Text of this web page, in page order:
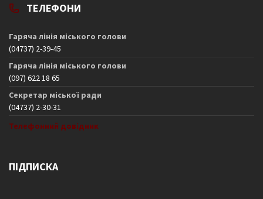
ТЕЛЕФОНИ
Гаряча лінія міського голови
(04737) 2-39-45
Гаряча лінія міського голови
(097) 622 18 65
Секретар міської ради
(04737) 2-30-31
Телефонний довідник
ПІДПИСКА